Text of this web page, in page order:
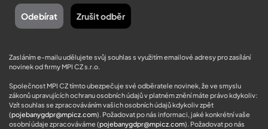
Zasláním e-mailu udělujete svůj souhlas s využitím emailové adresy pro zasílání
novinek od firmy MPI CZ s.r.o.
Společnost MPI CZ tímto ubezpečuje své odběratele novinek, že ve smyslu
zákonů upravujících ochranu osobních údajů v platném znění máte právo kdykoliv:
Vzít souhlas se zpracováváním vašich osobních údajů kdykoliv zpět
(pojebanygdpr@mpicz.com). Požadovat po nás informaci, jaké konkrétní vaše
osobní údaje zpracováváme (pojebanygdpr@mpicz.com). Požadovat po nás